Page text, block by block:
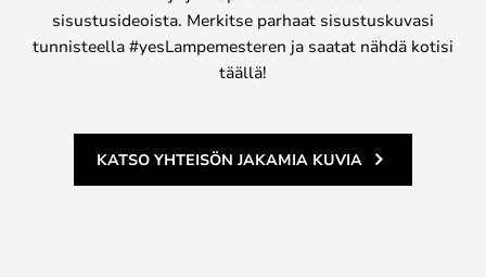
sisustusideoista. Merkitse parhaat sisustuskuvasi
tunnisteella #yesLampemesteren ja saatat nähdä kotisi
täällä!
KATSO YHTEISÖN JAKAMIA KUVIA